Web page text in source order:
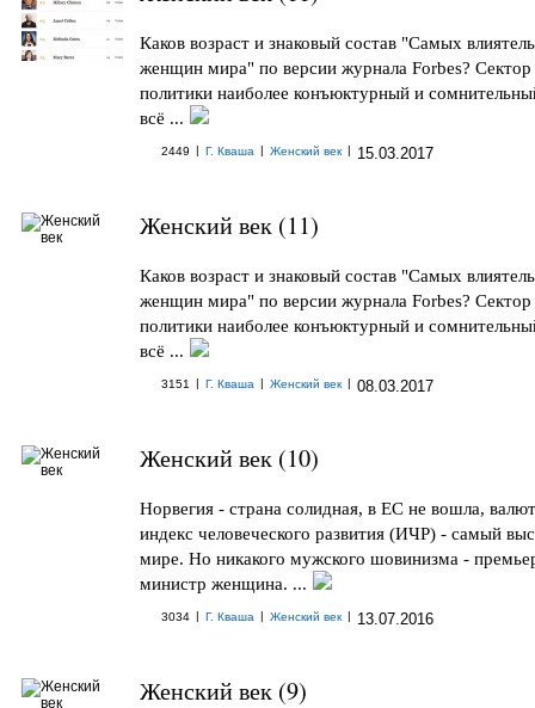
Каков возраст и знаковый состав "Самых
женщин мира" по версии журнала Forbes? Cектор
политики наиболее конъюктурный и
всё ...
2449 | Г. Кваша | Женский век | 15.03.2017
Женский век (11)
Каков возраст и знаковый состав "Самых
женщин мира" по версии журнала Forbes? Cектор
политики наиболее конъюктурный и
всё ...
3151 | Г. Кваша | Женский век | 08.03.2017
Женский век (10)
Норвегия - страна солидная, в ЕС не вошла,
индекс человеческого развития (ИЧР) - самый
мире. Но никакого мужского шовинизма -
министр женщина. ...
3034 | Г. Кваша | Женский век | 13.07.2016
Женский век (9)